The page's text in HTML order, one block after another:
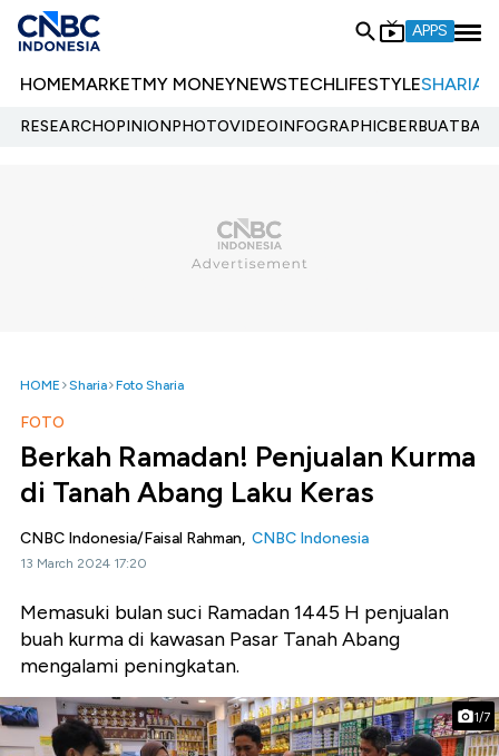
APPS
HOMEMARKETMY MONEYNEWSTECHLIFESTYLESHARIA
RESEARCHOPINIONPHOTOVIDEOINFOGRAPHIC
HOME Sharia Foto Sharia
FOTO
Berkah Ramadan! Penjualan Kurma
di Tanah Abang Laku Keras
CNBC Indonesia/Faisal Rahman, CNBC Indonesia
13 March 2024 17:20
Memasuki bulan suci Ramadan 1445 H penjualan
buah kurma di kawasan Pasar Tanah Abang
mengalami peningkatan.
1/7